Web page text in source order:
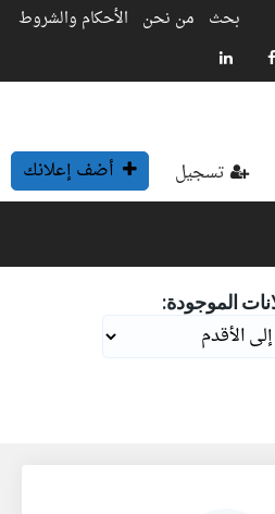
بحث من نحن الأحكام والشروط
تسجيل أضف إعلانك